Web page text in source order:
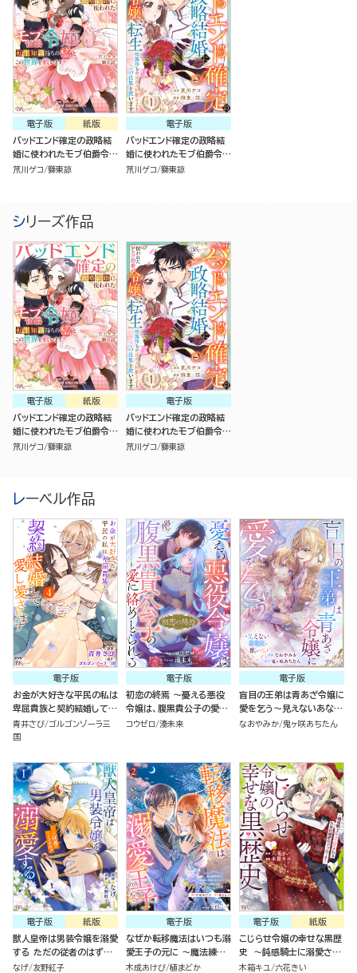
紙版
電子版
バッドエンド確定の政略結
婚に使われたモブ伯爵令
嬢、転生知識持ちの元クズ
笊川ゲコ 獅東諒
電子版
バッドエンド確定の政略結
婚に使われたモブ伯爵令
嬢、転生知識持ちの元クズ
笊川ゲコ 獅東諒
シリーズ作品
紙版
電子版
バッドエンド確定の政略結
婚に使われたモブ伯爵令
嬢、転生知識持ちの元クズ
笊川ゲコ 獅東諒
電子版
バッドエンド確定の政略結
婚に使われたモブ伯爵令
嬢、転生知識持ちの元クズ
笊川ゲコ 獅東諒
レーベル作品
電子版
お金が大好きな平民の私は
卑屈貴族と契約結婚して愛
し愛されます コミック版
（4）
青井さび ゴルゴンゾーラ三
国
電子版
初恋の終焉 ～憂える悪役
令嬢は、腹黒貴公子の愛に
絡めとられる～
コウゼロ 湊未来
電子版
盲目の王弟は青あざ令嬢に
愛を乞う～見えないあなた
と醜い私～ コミック版
なおやみか 鬼ヶ咲あちたん
紙版
電子版
獣人皇帝は男装令嬢を溺愛
する ただの従者のはずで
すが！ コミック版（１）
なげ 友野紅子
電子版
なぜか転移魔法はいつも溺
愛王子の元に ～魔法練習
中の皇女は、初恋こじらせ
木成あけび 植まどか
紙版
電子版
こじらせ令嬢の幸せな黒歴
史 ～鈍感騎士に溺愛され
るための秘密のアプローチ
木箱キユ 六花きい